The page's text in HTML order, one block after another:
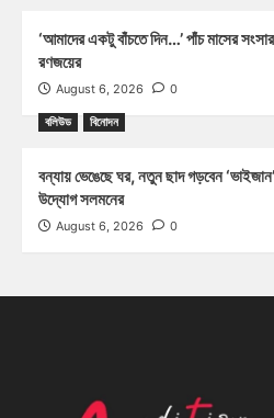
‘আমাদের একটু বাঁচতে দিন…’ পাঁচ মাসের
রণজয়ের
August 6, 2026 0
বলিউড বিনোদন
বন্যায় ভেঙেছে ঘর, নতুন ছাদ গড়বেন
উদ্যোগ সলমনের
August 6, 2026 0